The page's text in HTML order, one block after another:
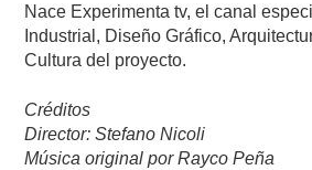
Nace Experimenta tv, el canal
Industrial, Diseño Gráfico,
Cultura del proyecto.
Créditos
Director: Stefano Nicoli
Música original por Rayco Peña